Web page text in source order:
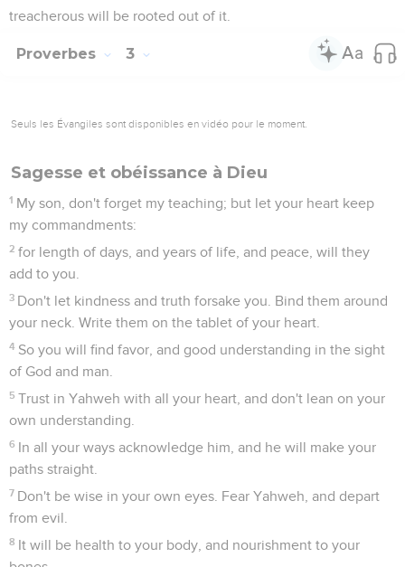
treacherous will be rooted out of it.
Proverbes 3
Seuls les Évangiles sont disponibles en vidéo pour le moment.
Sagesse et obéissance à Dieu
1 My son, don't forget my teaching; but let your heart keep
my commandments:
2 for length of days, and years of life, and peace, will they
add to you.
3 Don't let kindness and truth forsake you. Bind them around
your neck. Write them on the tablet of your heart.
4 So you will find favor, and good understanding in the sight
of God and man.
5 Trust in Yahweh with all your heart, and don't lean on your
own understanding.
6 In all your ways acknowledge him, and he will make your
paths straight.
7 Don't be wise in your own eyes. Fear Yahweh, and depart
from evil.
8 It will be health to your body, and nourishment to your